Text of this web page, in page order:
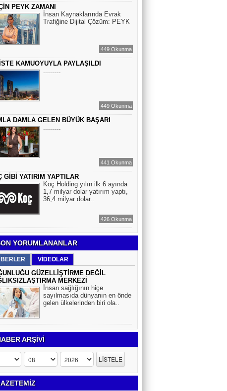
BİR ROMAN DAHA
EMİR EMİRHANOĞLU
MACİT SOYDAN
BİR KEDİNİN GÖZLERİNE
PEYK ZAMANI
İnsan Kaynaklarında Evrak
Trafiğine Dijital Çözüm: PEYK
449 Okunma
KAMUOYUYLA PAYLAŞILDI
.........
449 Okunma
DAMLA GELEN BÜYÜK BAŞARI
.........
441 Okunma
GİBİ YATIRIM YAPTILAR
Koç Holding yılın ilk 6 ayında
1,7 milyar dolar yatırım yaptı,
36,4 milyar dolar..
426 Okunma
YORUMLANANLAR
VİDEOLAR
GÜZELLİŞTİRME DEĞİL
MERKEZİ
İnsan sağlığının hiçe
sayılmasıda dünyanın en önde
gelen ülkelerinden biri ola..
ARŞİVİ